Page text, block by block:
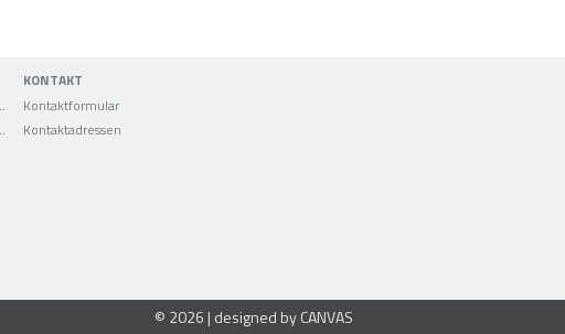
KONTAKT
Kontaktformular
Kontaktadressen
© 2026 | designed by CANVAS